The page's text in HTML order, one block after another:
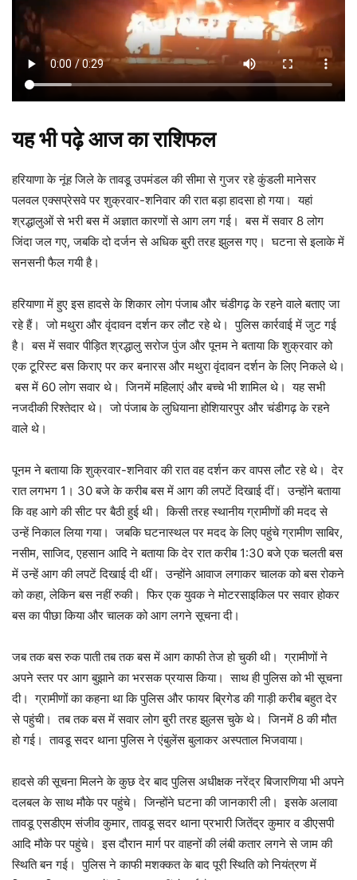
यह भी पढ़ेआज का राशिफल
हरियाणा के नूंह जिले के तावडू उपमंडल की सीमा से गुजर रहे कुंडली मानेसर
पलवल एक्सप्रेसवे पर शुक्रवार-शनिवार की रात बड़ा हादसा हो गया। यहां
श्रद्धालुओं से भरी बस में अज्ञात कारणों से आग लग गई। बस में सवार 8 लोग
जिंदा जल गए, जबकि दो दर्जन से अधिक बुरी तरह झुलस गए। घटना से इलाके में
सनसनी फैल गयी है।
हरियाणा में हुए इस हादसे के शिकार लोग पंजाब और चंडीगढ़ के रहने वाले बताए जा
रहे हैं। जो मथुरा और वृंदावन दर्शन कर लौट रहे थे। पुलिस कार्रवाई में जुट गई
है। बस में सवार पीड़ित श्रद्धालु सरोज पुंज और पूनम ने बताया कि शुक्रवार को
एक टूरिस्ट बस किराए पर कर बनारस और मथुरा वृंदावन दर्शन के लिए निकले थे।
बस में 60 लोग सवार थे। जिनमें महिलाएं और बच्चे भी शामिल थे। यह सभी
नजदीकी रिश्तेदार थे। जो पंजाब के लुधियाना होशियारपुर और चंडीगढ़ के रहने
वाले थे।
पूनम ने बताया कि शुक्रवार-शनिवार की रात वह दर्शन कर वापस लौट रहे थे। देर
रात लगभग 1। 30 बजे के करीब बस में आग की लपटें दिखाई दीं। उन्होंने बताया
कि वह आगे की सीट पर बैठी हुई थी। किसी तरह स्थानीय ग्रामीणों की मदद से
उन्हें निकाल लिया गया। जबकि घटनास्थल पर मदद के लिए पहुंचे ग्रामीण साबिर,
नसीम, साजिद, एहसान आदि ने बताया कि देर रात करीब 1:30 बजे एक चलती बस
में उन्हें आग की लपटें दिखाई दी थीं। उन्होंने आवाज लगाकर चालक को बस रोकने
को कहा, लेकिन बस नहीं रुकी। फिर एक युवक ने मोटरसाइकिल पर सवार होकर
बस का पीछा किया और चालक को आग लगने सूचना दी।
जब तक बस रुक पाती तब तक बस में आग काफी तेज हो चुकी थी। ग्रामीणों ने
अपने स्तर पर आग बुझाने का भरसक प्रयास किया। साथ ही पुलिस को भी सूचना
दी। ग्रामीणों का कहना था कि पुलिस और फायर ब्रिगेड की गाड़ी करीब बहुत देर
से पहुंची। तब तक बस में सवार लोग बुरी तरह झुलस चुके थे। जिनमें 8 की मौत
हो गई। तावडू सदर थाना पुलिस ने एंबुलेंस बुलाकर अस्पताल भिजवाया।
हादसे की सूचना मिलने के कुछ देर बाद पुलिस अधीक्षक नरेंद्र बिजारणिया भी अपने
दलबल के साथ मौके पर पहुंचे। जिन्होंने घटना की जानकारी ली। इसके अलावा
तावडू एसडीएम संजीव कुमार, तावडू सदर थाना प्रभारी जितेंद्र कुमार व डीएसपी
आदि मौके पर पहुंचे। इस दौरान मार्ग पर वाहनों की लंबी कतार लगने से जाम की
स्थिति बन गई। पुलिस ने काफी मशक्कत के बाद पूरी स्थिति को नियंत्रण में